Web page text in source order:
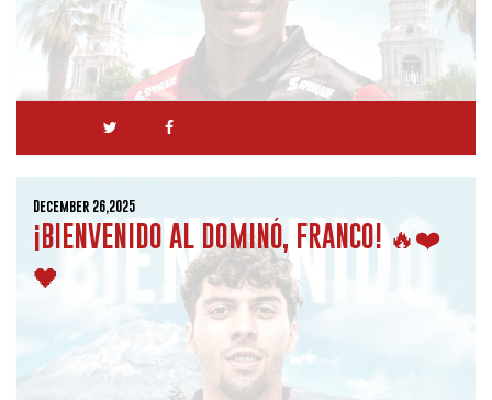
December 26,2025
¡BIENVENIDO AL DOMINÓ, FRANCO! 🔥❤️
🖤